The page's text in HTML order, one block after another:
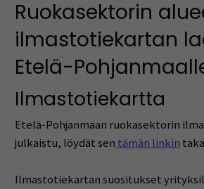
Ruokasektorin
ilmastotiekartan
Etelä-
Ilmastotiekartta
Etelä-Pohjanmaan ruokasektorin
julkaistu, löydät sen tämän linkin
Ilmastotiekartan suositukset